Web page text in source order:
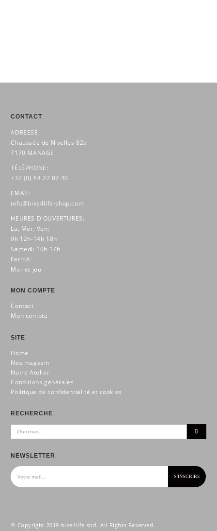
CONTACT
ADRESSE:
Chaussée de Nivelles 82a
7170 MANAGE
TÉLÉPHONE:
+32 (0) 64 22 07 40
EMAIL:
info@bike4life-shop.com
HEURES D'OUVERTURES:
Lu, Mer, Ven:
9h 12h-14h 18h
Samedi: 10h 17h
Fermé:
Mar et jeu
MON COMPTE
Contact
Mon compte
SITE
Home
Nos magasin
Notre Atelier
Conditions générales
Politique de confidentialité et cookies
RECHERCHE
NEWSLETTER
© Copyright 2019 bike4life sprl. All Rights Reserved.